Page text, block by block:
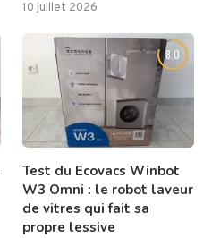
10 juillet 2026
8.0
Test du Ecovacs Winbot
W3 Omni : le robot laveur
de vitres qui fait sa
propre lessive